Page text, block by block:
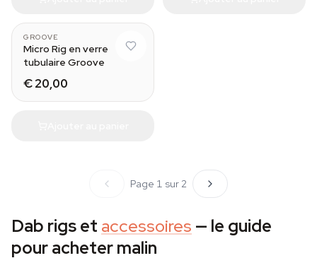
GROOVE
Micro Rig en verre
tubulaire Groove
€ 20,00
Page 1 sur 2
Dab rigs et accessoires — le guide
pour acheter malin